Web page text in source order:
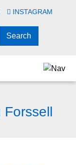
INSTAGRAM
Forssell